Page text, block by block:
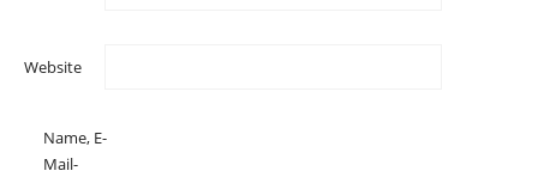
Website
Name, E-
Mail-